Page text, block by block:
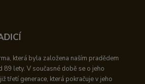
která byla založena naším pradědem
lety. V současné době se o jeho
třetí generace, která pokračuje v jeho